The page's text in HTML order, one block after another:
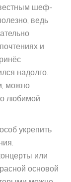
шеф-
ведь
и
надолго.
можно
любимой
укрепить
или
основой